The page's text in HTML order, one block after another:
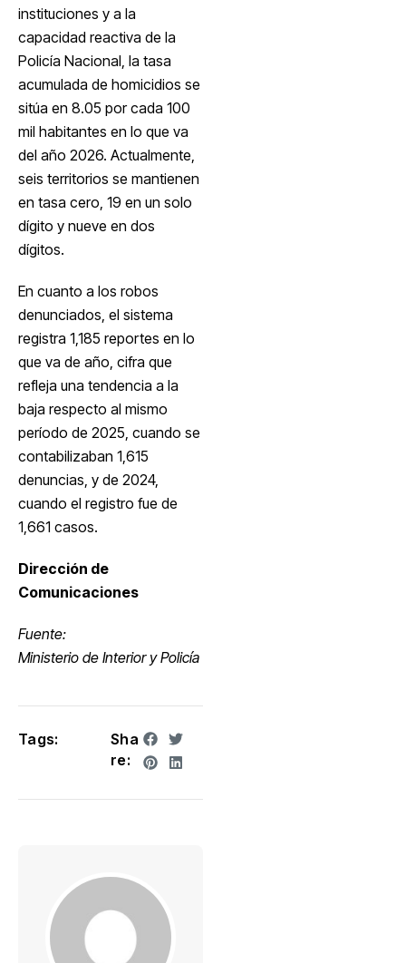
instituciones y a la
capacidad reactiva de la
Policía Nacional, la tasa
acumulada de homicidios se
sitúa en 8.05 por cada 100
mil habitantes en lo que va
del año 2026. Actualmente,
seis territorios se mantienen
en tasa cero, 19 en un solo
dígito y nueve en dos
dígitos.
En cuanto a los robos
denunciados, el sistema
registra 1,185 reportes en lo
que va de año, cifra que
refleja una tendencia a la
baja respecto al mismo
período de 2025, cuando se
contabilizaban 1,615
denuncias, y de 2024,
cuando el registro fue de
1,661 casos.
Dirección de
Comunicaciones
Fuente:
Ministerio de Interior y Policía
Tags:
Sha
re: